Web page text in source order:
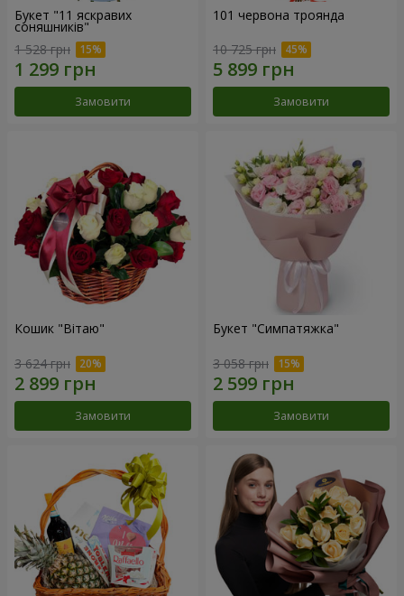
Букет "11 яскравих
соняшників"
1 528 грн
Замовити
101 червона троянда
10 725 грн
Замовити
Кошик "Вітаю"
3 624 грн
Замовити
Букет "Симпатяжка"
3 058 грн
Замовити